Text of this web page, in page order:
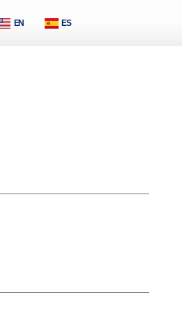
EN ES